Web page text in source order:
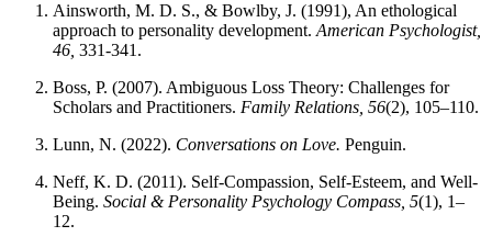
Ainsworth, M. D. S., & Bowlby, J. (1991), An ethological
approach to personality development. American Psychologist,
46, 331-341.
Boss, P. (2007). Ambiguous Loss Theory: Challenges for
Scholars and Practitioners. Family Relations, 56(2), 105–110.
Lunn, N. (2022). Conversations on Love. Penguin.
Neff, K. D. (2011). Self-Compassion, Self-Esteem, and Well-
Being. Social & Personality Psychology Compass, 5(1), 1–
12.